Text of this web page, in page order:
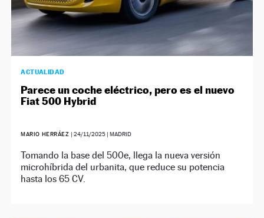
ACTUALIDAD
Parece un coche eléctrico, pero es el nuevo
Fiat 500 Hybrid
MARIO HERRÁEZ |24/11/2025 | MADRID
Tomando la base del 500e, llega la nueva versión
microhíbrida del urbanita, que reduce su potencia
hasta los 65 CV.